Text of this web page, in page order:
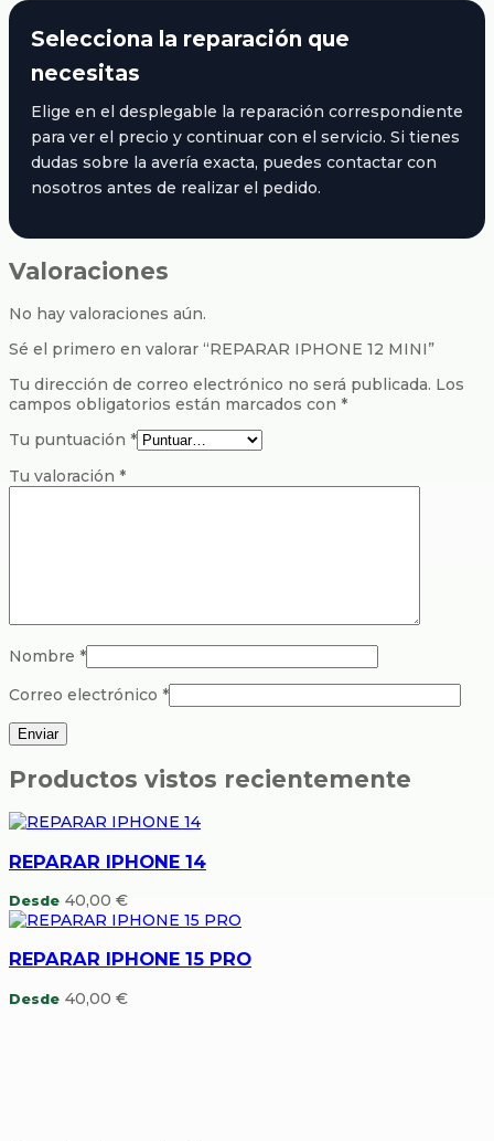
Selecciona la reparación que
necesitas
Elige en el desplegable la reparación correspondiente
para ver el precio y continuar con el servicio. Si tienes
dudas sobre la avería exacta, puedes contactar con
nosotros antes de realizar el pedido.
Valoraciones
No hay valoraciones aún.
Sé el primero en valorar “REPARAR IPHONE 12 MINI”
Tu dirección de correo electrónico no será publicada. Los
campos obligatorios están marcados con *
Tu puntuación *
Tu valoración *
Nombre *
Correo electrónico *
Productos vistos recientemente
REPARAR IPHONE 14
Desde 40,00 €
REPARAR IPHONE 15 PRO
Desde 40,00 €